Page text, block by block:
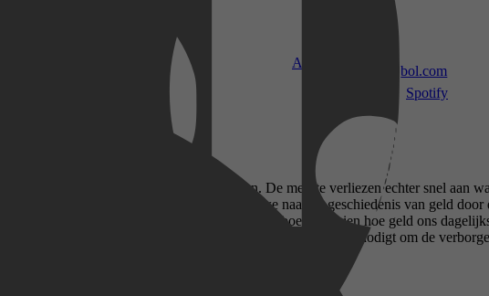
Apple TV
bol.com
Spotify
eigen monopolie binnen de landsgrenzen. De meeste verliezen echter snel aan
moeilijk maken. In Geldnood kijken we naar de geschiedenis van geld
wereldwijde veranderingen aanjaagt. Dit boek laat zien hoe geld ons
fascinerende reis door een wereld in beweging, die je uitnodigt om de